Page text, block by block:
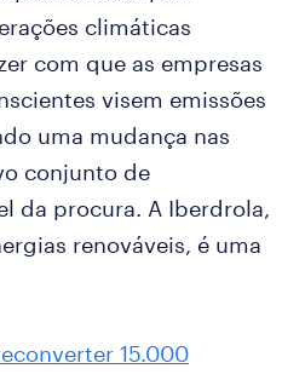
climáticas
com que as empresas
visem emissões
uma mudança nas
conjunto de
da procura. A Iberdrola,
renováveis, é uma
15.000